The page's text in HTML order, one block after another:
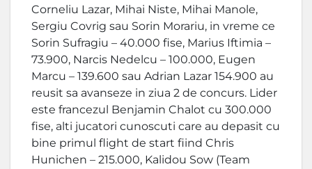
Corneliu Lazar, Mihai Niste, Mihai Manole,
Sergiu Covrig sau Sorin Morariu, in vreme ce
Sorin Sufragiu – 40.000 fise, Marius Iftimia –
73.900, Narcis Nedelcu – 100.000, Eugen
Marcu – 139.600 sau Adrian Lazar 154.900 au
reusit sa avanseze in ziua 2 de concurs. Lider
este francezul Benjamin Chalot cu 300.000
fise, alti jucatori cunoscuti care au depasit cu
bine primul flight de start fiind Chris
Hunichen – 215.000, Kalidou Sow (Team